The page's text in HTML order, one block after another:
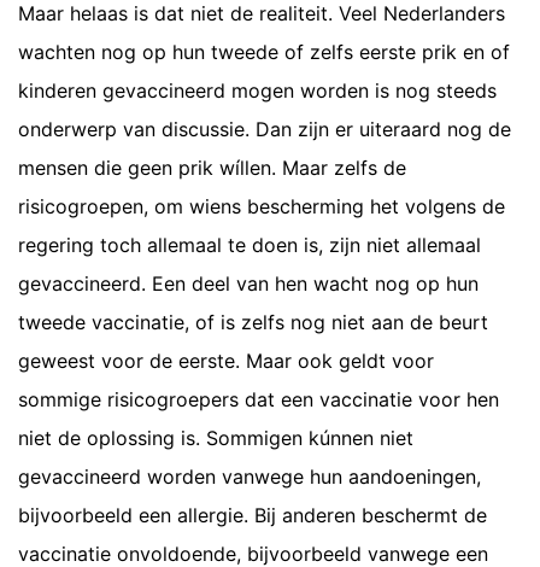
Maar helaas is dat niet de realiteit. Veel Nederlanders
wachten nog op hun tweede of zelfs eerste prik en of
kinderen gevaccineerd mogen worden is nog steeds
onderwerp van discussie. Dan zijn er uiteraard nog de
mensen die geen prik wíllen. Maar zelfs de
risicogroepen, om wiens bescherming het volgens de
regering toch allemaal te doen is, zijn niet allemaal
gevaccineerd. Een deel van hen wacht nog op hun
tweede vaccinatie, of is zelfs nog niet aan de beurt
geweest voor de eerste. Maar ook geldt voor
sommige risicogroepers dat een vaccinatie voor hen
niet de oplossing is. Sommigen kúnnen niet
gevaccineerd worden vanwege hun aandoeningen,
bijvoorbeeld een allergie. Bij anderen beschermt de
vaccinatie onvoldoende, bijvoorbeeld vanwege een